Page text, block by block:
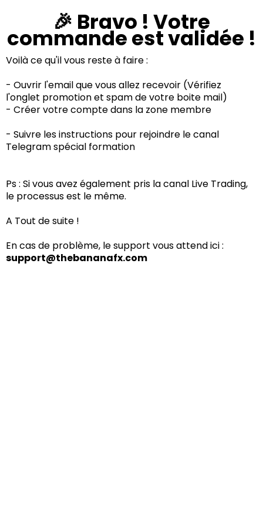
🎉 Bravo ! Votre
commande est validée !
Voilà ce qu'il vous reste à faire :
- Ouvrir l'email que vous allez recevoir (Vérifiez
l'onglet promotion et spam de votre boite mail)
- Créer votre compte dans la zone membre
- Suivre les instructions pour rejoindre le canal
Telegram spécial formation
Ps : Si vous avez également pris la canal Live Trading,
le processus est le même.
A Tout de suite !
En cas de problème, le support vous attend ici :
support@thebananafx.com